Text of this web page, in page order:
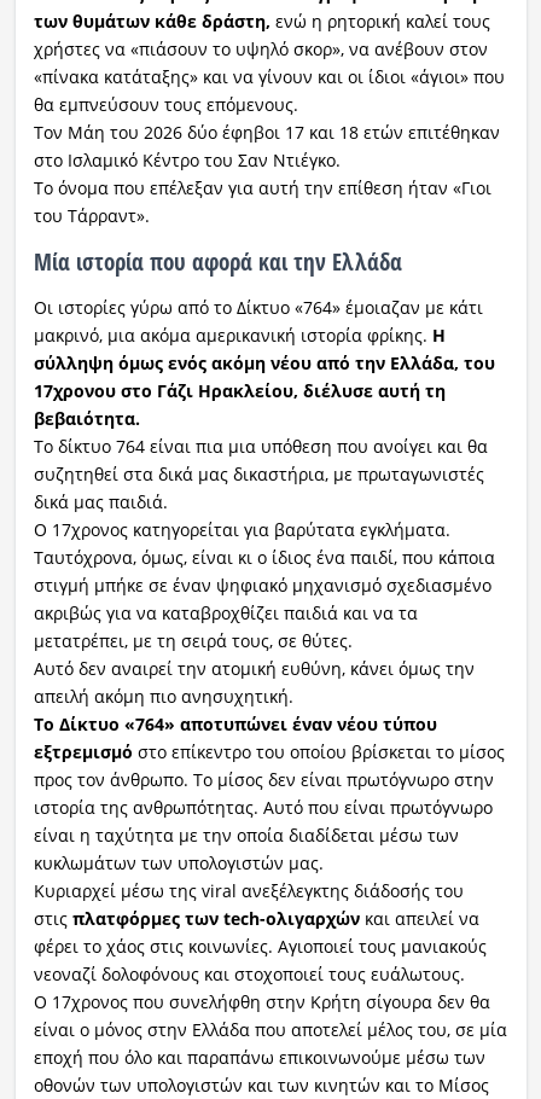
των θυμάτων κάθε δράστη, ενώ η ρητορική καλεί τους
χρήστες να «πιάσουν το υψηλό σκορ», να ανέβουν στον
«πίνακα κατάταξης» και να γίνουν και οι ίδιοι «άγιοι» που
θα εμπνεύσουν τους επόμενους.
Τον Μάη του 2026 δύο έφηβοι 17 και 18 ετών επιτέθηκαν
στο Ισλαμικό Κέντρο του Σαν Ντιέγκο.
Το όνομα που επέλεξαν για αυτή την επίθεση ήταν «Γιοι
του Τάρραντ».
Μία ιστορία που αφορά και την Ελλάδα
Οι ιστορίες γύρω από το Δίκτυο «764» έμοιαζαν με κάτι
μακρινό, μια ακόμα αμερικανική ιστορία φρίκης. Η
σύλληψη όμως ενός ακόμη νέου από την Ελλάδα, του
17χρονου στο Γάζι Ηρακλείου, διέλυσε αυτή τη
βεβαιότητα.
Το δίκτυο 764 είναι πια μια υπόθεση που ανοίγει και θα
συζητηθεί στα δικά μας δικαστήρια, με πρωταγωνιστές
δικά μας παιδιά.
Ο 17χρονος κατηγορείται για βαρύτατα εγκλήματα.
Ταυτόχρονα, όμως, είναι κι ο ίδιος ένα παιδί, που κάποια
στιγμή μπήκε σε έναν ψηφιακό μηχανισμό σχεδιασμένο
ακριβώς για να καταβροχθίζει παιδιά και να τα
μετατρέπει, με τη σειρά τους, σε θύτες.
Αυτό δεν αναιρεί την ατομική ευθύνη, κάνει όμως την
απειλή ακόμη πιο ανησυχητική.
Το Δίκτυο «764» αποτυπώνει έναν νέου τύπου
εξτρεμισμό στο επίκεντρο του οποίου βρίσκεται το μίσος
προς τον άνθρωπο. Το μίσος δεν είναι πρωτόγνωρο στην
ιστορία της ανθρωπότητας. Αυτό που είναι πρωτόγνωρο
είναι η ταχύτητα με την οποία διαδίδεται μέσω των
κυκλωμάτων των υπολογιστών μας.
Κυριαρχεί μέσω της viral ανεξέλεγκτης διάδοσής του
στις πλατφόρμες των tech-ολιγαρχώνκαι απειλεί να
φέρει το χάος στις κοινωνίες. Αγιοποιεί τους μανιακούς
νεοναζί δολοφόνους και στοχοποιεί τους ευάλωτους.
O 17χρονος που συνελήφθη στην Κρήτη σίγουρα δεν θα
είναι ο μόνος στην Ελλάδα που αποτελεί μέλος του, σε μία
εποχή που όλο και παραπάνω επικοινωνούμε μέσω των
οθονών των υπολογιστών και των κινητών και το Μίσος